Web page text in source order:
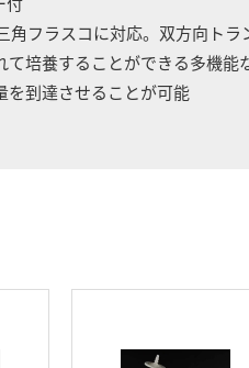
フラスコに対応。双方向トラ
培養することができる多機能
到達させることが可能